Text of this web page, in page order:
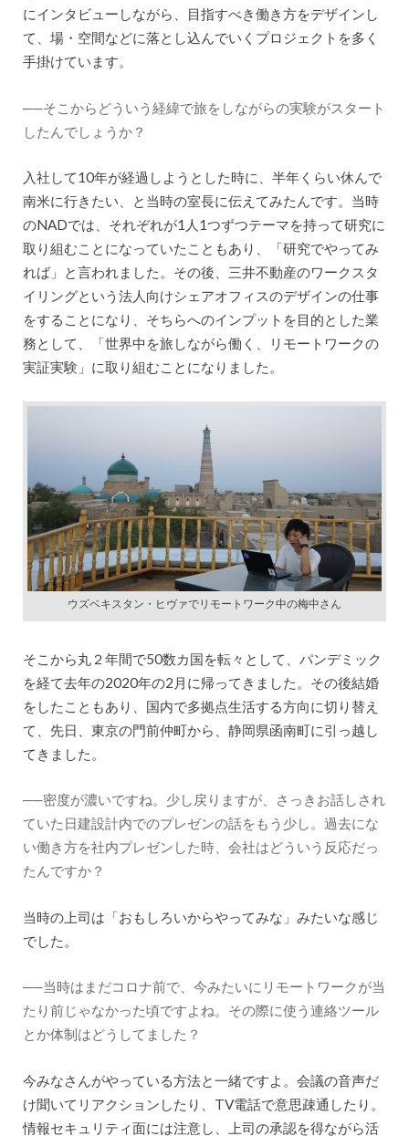
にインタビューしながら、目指すべき働き方をデザインし
て、場・空間などに落とし込んでいくプロジェクトを多く
手掛けています。
──そこからどういう経緯で旅をしながらの実験がスタート
したんでしょうか？
入社して10年が経過しようとした時に、半年くらい休んで
南米に行きたい、と当時の室長に伝えてみたんです。当時
のNADでは、それぞれが1人1つずつテーマを持って研究に
取り組むことになっていたこともあり、「研究でやってみ
れば」と言われました。その後、三井不動産のワークスタ
イリングという法人向けシェアオフィスのデザインの仕事
をすることになり、そちらへのインプットを目的とした業
務として、「世界中を旅しながら働く、リモートワークの
実証実験」に取り組むことになりました。
ウズベキスタン・ヒヴァでリモートワーク中の梅中さん
そこから丸２年間で50数カ国を転々として、パンデミック
を経て去年の2020年の2月に帰ってきました。その後結婚
をしたこともあり、国内で多拠点生活する方向に切り替え
て、先日、東京の門前仲町から、静岡県函南町に引っ越し
てきました。
──密度が濃いですね。少し戻りますが、さっきお話しされ
ていた日建設計内でのプレゼンの話をもう少し。過去にな
い働き方を社内プレゼンした時、会社はどういう反応だっ
たんですか？
当時の上司は「おもしろいからやってみな」みたいな感じ
でした。
──当時はまだコロナ前で、今みたいにリモートワークが当
たり前じゃなかった頃ですよね。その際に使う連絡ツール
とか体制はどうしてました？
今みなさんがやっている方法と一緒ですよ。会議の音声だ
け聞いてリアクションしたり、TV電話で意思疎通したり。
情報セキュリティ面には注意し、上司の承認を得ながら活